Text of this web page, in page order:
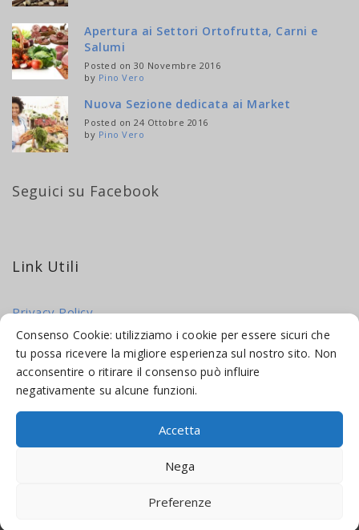
Consenso Cookie: utilizziamo i cookie per essere sicuri che
tu possa ricevere la migliore esperienza sul nostro sito. Non
acconsentire o ritirare il consenso può influire
negativamente su alcune funzioni.
Accetta
Nega
Preferenze
Apertura ai Settori Ortofrutta, Carni e
Salumi
Posted on 30 Novembre 2016
by Pino Vero
Nuova Sezione dedicata ai Market
Posted on 24 Ottobre 2016
by Pino Vero
Seguici su Facebook
Link Utili
Privacy Policy
Cookie Policy
MADE WEB SOLUTIONS